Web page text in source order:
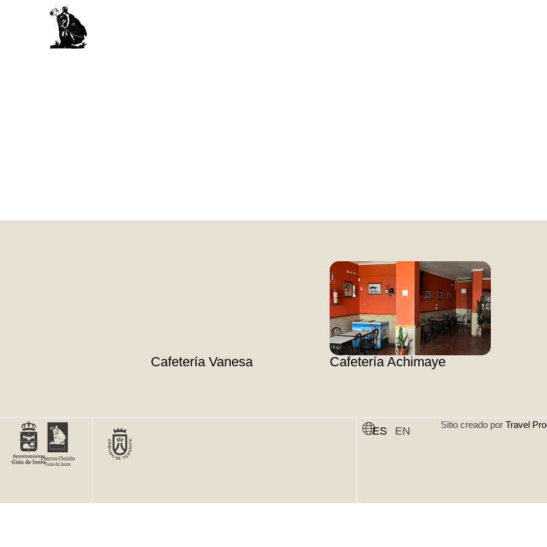
Cafetería Vanesa Cafetería Achimaye
ES EN
Sitio creado por Travel